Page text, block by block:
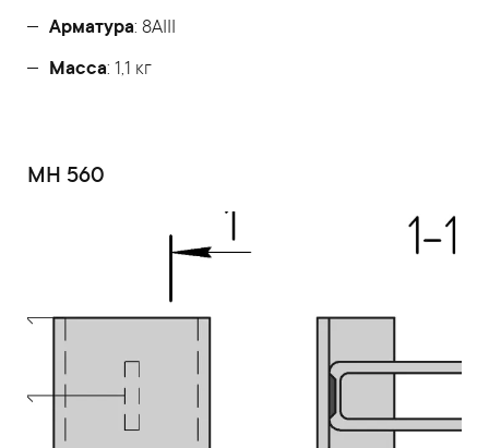
Арматура: 8AIII
Масса: 1,1 кг
МН 560